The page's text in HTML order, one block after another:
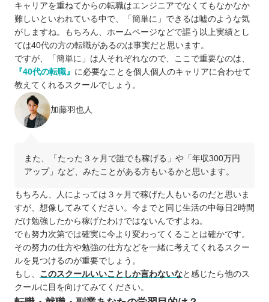
キャリアを重ねてからの転職はエンジニアでなくてもなかなか
難しいといわれている中で、「簡単に」できるは嘘のような気
がしますね。もちろん、ホームページなどで謳う以上実績とし
ては40代の方の転職があるのは事実だと思います。
ですが、「簡単に」は人それぞれなので、ここで重要なのは、
『40代の転職』 に必要なことを個人個人のキャリアに合わせて
教えてくれるスクールでしょう。
加藤羽也人
また、「たった３ヶ月で誰でも稼げる」や「年収300万円
アップ」など、みたことがある方もいるかと思います。
もちろん、人によっては３ヶ月で稼げた人もいるのだと思いま
すが、想像してみてください。今までと同じ生活の中毎日2時間
だけ勉強したから稼げたわけではないんですよね。
でも努力次第では確実に今より変わってくることは確かです。
その努力の仕方や勉強の仕方などを一緒に考えてくれるスクー
ルを見つけるのが重要でしょう。
もし、 このスクールいいことしか言わないなと感じたら他のス
クールに目を向けてみてください。